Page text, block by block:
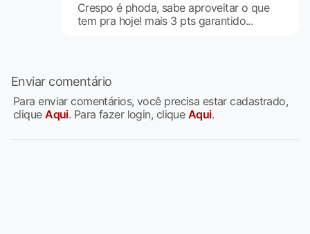
Crespo é phoda, sabe aproveitar o que
tem pra hoje! mais 3 pts garantido...
Enviar comentário
Para enviar comentários, você precisa estar cadastrado,
cliqueAqui. Para fazer login, clique Aqui.